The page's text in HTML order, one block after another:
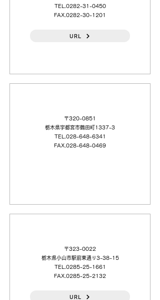
TEL.0282-31-0450
FAX.0282-30-1201
URL
〒320-0851
栃木県宇都宮市鶴田町1337-3
TEL.028-648-6341
FAX.028-648-0469
〒323-0022
栃木県小山市駅前東通り3-38-15
TEL.0285-25-1661
FAX.0285-25-2132
URL